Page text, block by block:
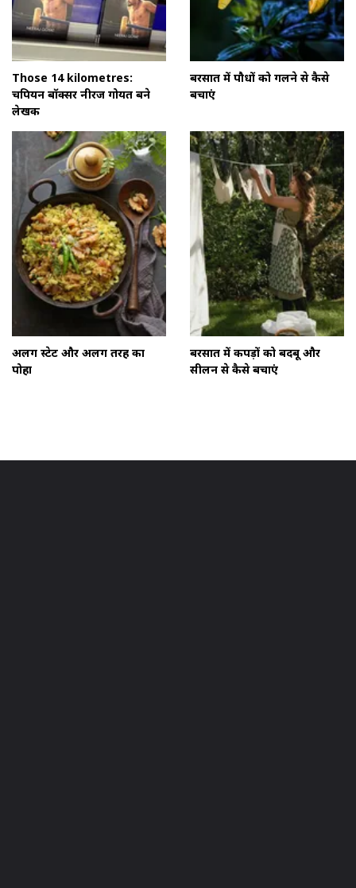
Those 14 kilometres:
चैंपियन बॉक्सर नीरज गोयत बने
लेखक
बरसात में पौधों को गलने से कैसे
बचाएं
अलग स्टेट और अलग तरह का
पोहा
बरसात में कपड़ों को बदबू और
सीलन से कैसे बचाएं